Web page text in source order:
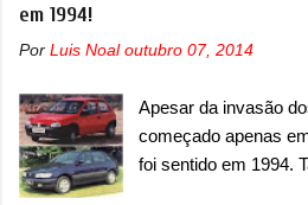
uma sobrecarga do
poderá causar a
requerendo a
modulo de...
motor 1.0 12v Turbo
Strada soube ser
importantes que a
conseguiu
em 1994!
Por Luis Noal outubro 07, 2014
Apesar da invasão
começado apenas
foi sentido em 1994.